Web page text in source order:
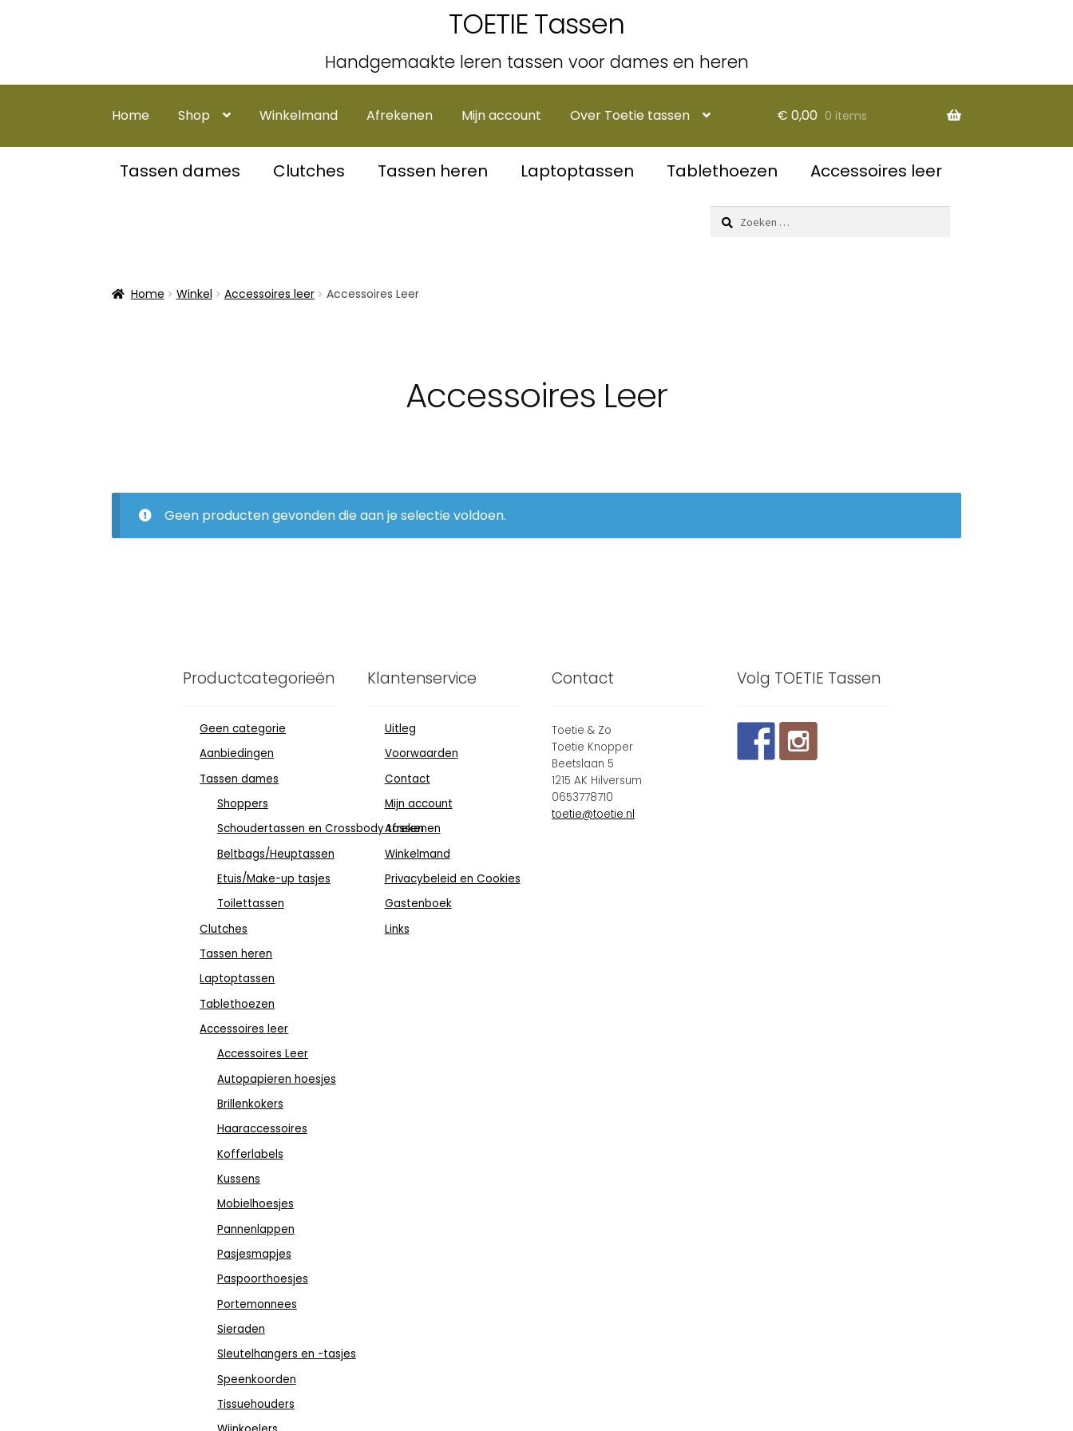
TOETIE Tassen
Handgemaakte leren tassen voor dames en heren
door
naar
Home Shop Winkelmand Afrekenen Mijn account Over Toetie tassen € 0,00 0 items
Tassen dames Clutches Tassen heren Laptoptassen Tablethoezen Accessoires leer
Zoeken
naar:
Home Winkel Accessoires leer Accessoires Leer
Accessoires Leer
Geen producten gevonden die aan je selectie voldoen.
Productcategorieën
Geen categorie
Aanbiedingen
Tassen dames
Shoppers
Schoudertassen en Crossbody tassen
Beltbags/Heuptassen
Etuis/Make-up tasjes
Toilettassen
Clutches
Tassen heren
Laptoptassen
Tablethoezen
Accessoires leer
Accessoires Leer
Autopapieren hoesjes
Brillenkokers
Haaraccessoires
Kofferlabels
Kussens
Mobielhoesjes
Pannenlappen
Pasjesmapjes
Paspoorthoesjes
Portemonnees
Sieraden
Sleutelhangers en -tasjes
Speenkoorden
Tissuehouders
Klantenservice
Uitleg
Voorwaarden
Contact
Mijn account
Afrekenen
Winkelmand
Privacybeleid en Cookies
Gastenboek
Links
Contact
Toetie & Zo
Toetie Knopper
Beetslaan 5
1215 AK Hilversum
0653778710
toetie@toetie.nl
Volg TOETIE Tassen